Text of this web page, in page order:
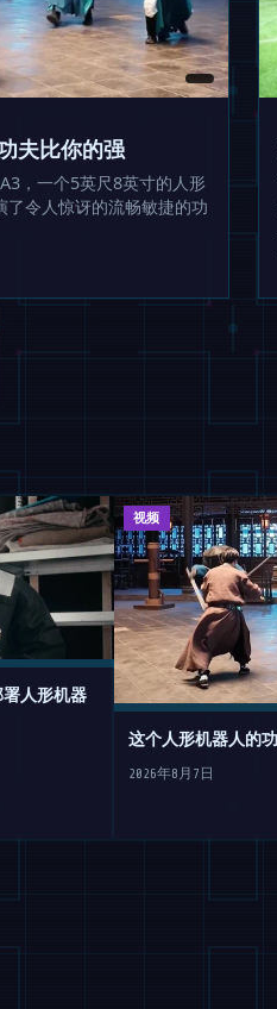
夫比你的强
，一个5英尺8英寸的人形
令人惊讶的流畅敏捷的功
人形机器
视频
这个人形机器人的
2026年8月7日